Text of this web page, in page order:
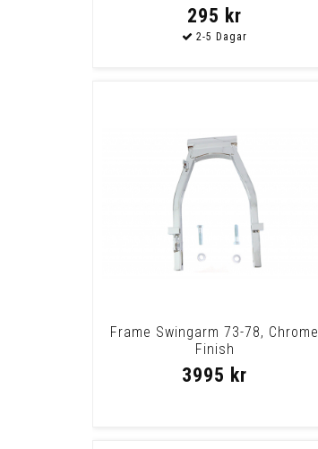
295 kr
Frame Swingarm 73-78, Chrome
Finish
3995 kr